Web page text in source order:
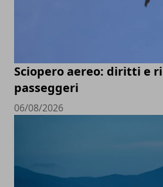
Sciopero aereo: diritti e
passeggeri
06/08/2026